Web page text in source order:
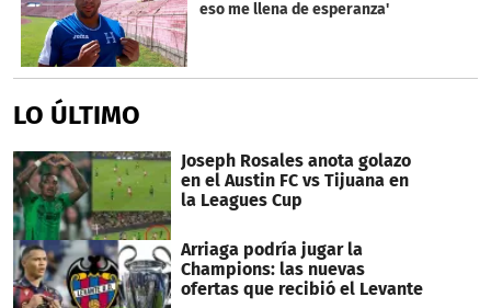
eso me llena de esperanza'
LO ÚLTIMO
Joseph Rosales anota golazo
en el Austin FC vs Tijuana en
la Leagues Cup
Arriaga podría jugar la
Champions: las nuevas
ofertas que recibió el Levante